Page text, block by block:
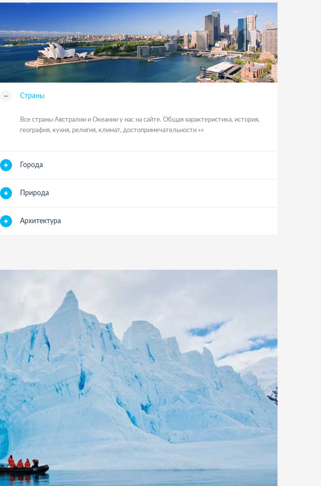
Страны
Все страны Австралии и Океании у нас на сайте. Общая характеристика, история,
география, кухня, религия, климат, достопримечательности »»
Города
Природа
Архитектура